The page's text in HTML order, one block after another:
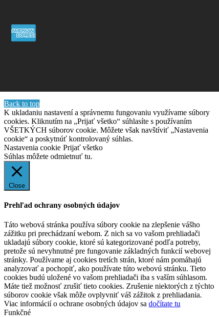
Back to top
K ukladaniu nastavení a správnemu fungovaniu využívame súbory
cookies. Kliknutím na „Prijať všetko“ súhlasíte s používaním
VŠETKÝCH súborov cookie. Môžete však navštíviť „Nastavenia
cookie“ a poskytnúť kontrolovaný súhlas.
Nastavenia cookie Prijať všetko
Súhlas môžete odmietnuť tu.
Close
Prehľad ochrany osobných údajov
Táto webová stránka používa súbory cookie na zlepšenie vášho
zážitku pri prechádzaní webom. Z nich sa vo vašom prehliadači
ukladajú súbory cookie, ktoré sú kategorizované podľa potreby,
pretože sú nevyhnutné pre fungovanie základných funkcií webovej
stránky. Používame aj cookies tretích strán, ktoré nám pomáhajú
analyzovať a pochopiť, ako používate túto webovú stránku. Tieto
cookies budú uložené vo vašom prehliadači iba s vaším súhlasom.
Máte tiež možnosť zrušiť tieto cookies. Zrušenie niektorých z týchto
súborov cookie však môže ovplyvniť váš zážitok z prehliadania.
Viac informácií o ochrane osobných údajov sa dočítate tu
Funkčné